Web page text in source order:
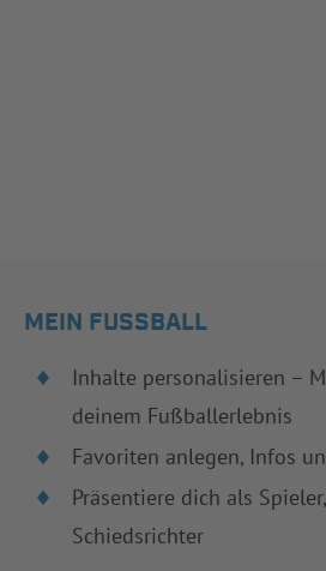
MEIN FUSSBALL
Inhalte personalisieren –
deinem Fußballerlebnis
Favoriten anlegen, Infos
Präsentiere dich als
Schiedsrichter